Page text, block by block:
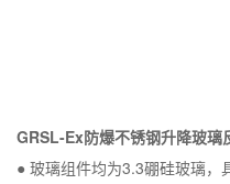
GRSL-Ex防爆不锈钢升降玻璃
● 玻璃组件均为3.3硼硅玻璃，